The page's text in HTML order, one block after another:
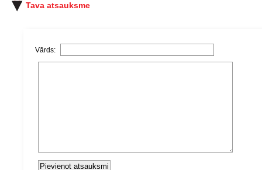
Tava atsauksme
Vārds: